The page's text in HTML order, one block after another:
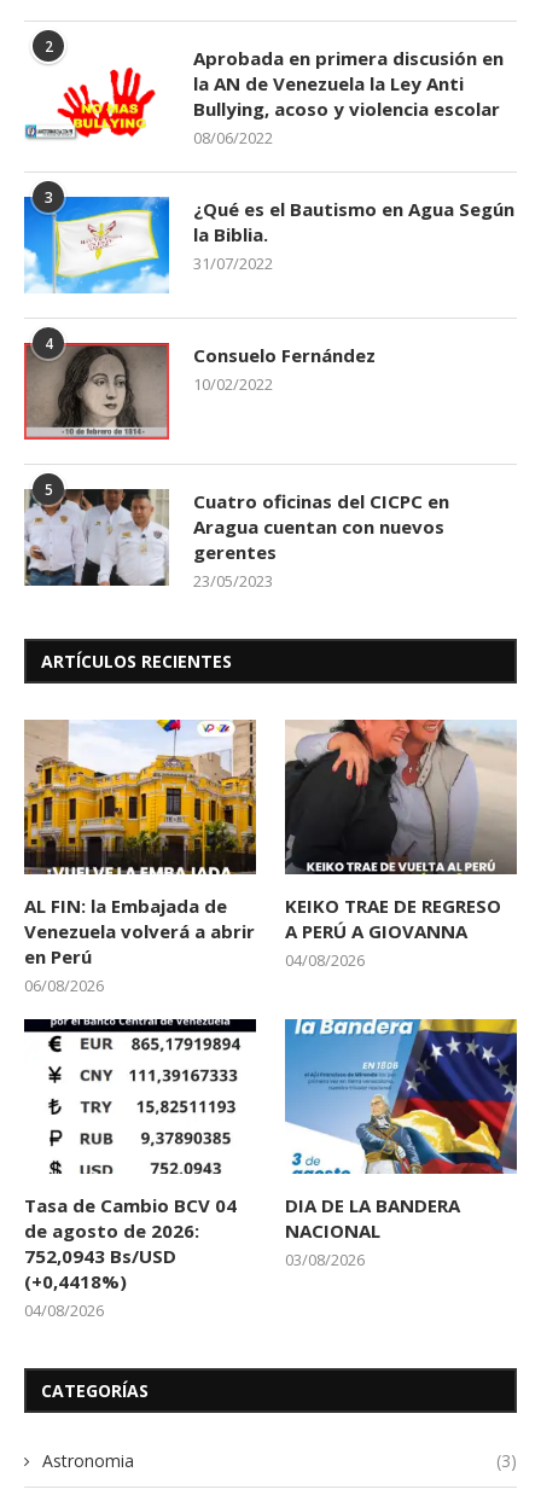
2
Aprobada en primera discusión en
la AN de Venezuela la Ley Anti
Bullying, acoso y violencia escolar
08/06/2022
3
¿Qué es el Bautismo en Agua Según
la Biblia.
31/07/2022
4 Consuelo Fernández
10/02/2022
5
Cuatro oficinas del CICPC en
Aragua cuentan con nuevos
gerentes
23/05/2023
ARTÍCULOS RECIENTES
AL FIN: la Embajada de
Venezuela volverá a abrir
en Perú
06/08/2026
KEIKO TRAE DE REGRESO
A PERÚ A GIOVANNA
04/08/2026
Tasa de Cambio BCV 04
de agosto de 2026:
752,0943 Bs/USD
(+0,4418%)
04/08/2026
DIA DE LA BANDERA
NACIONAL
03/08/2026
CATEGORÍAS
Astronomia (3)